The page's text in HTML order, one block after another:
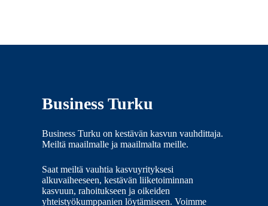
Business Turku
Business Turku on kestävän kasvun vauhdittaja.
Meiltä maailmalle ja maailmalta meille.
Saat meiltä vauhtia kasvuyrityksesi
alkuvaiheeseen, kestävän liiketoiminnan
kasvuun, rahoitukseen ja oikeiden
yhteistyökumppanien löytämiseen. Voimme